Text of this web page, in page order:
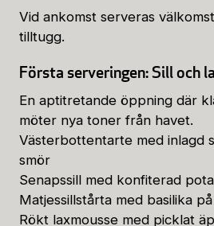
Vid ankomst serveras
tilltugg.
Första serveringen: Sill och
En aptitretande öppning där
möter nya toner från havet.
Västerbottentarte med inlagd
smör
Senapssill med konfiterad
Matjessillstårta med basilika
Rökt laxmousse med picklat